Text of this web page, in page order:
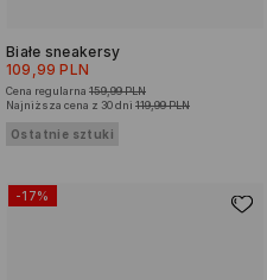
Białe sneakersy
109,99 PLN
Cena regularna 159,99 PLN
Najniższa cena z 30 dni 119,99 PLN
Ostatnie sztuki
-17%